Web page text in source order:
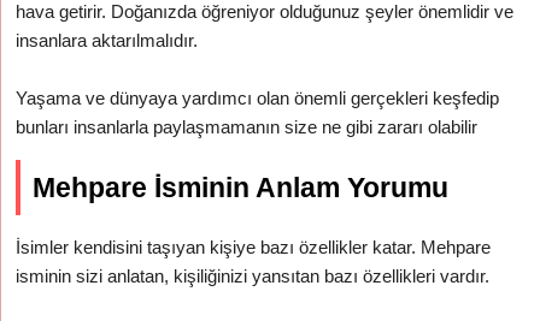
hava getirir. Doğanızda öğreniyor olduğunuz şeyler önemlidir ve
insanlara aktarılmalıdır.
Yaşama ve dünyaya yardımcı olan önemli gerçekleri keşfedip
bunları insanlarla paylaşmamanın size ne gibi zararı olabilir
Mehpare İsminin Anlam Yorumu
İsimler kendisini taşıyan kişiye bazı özellikler katar. Mehpare
isminin sizi anlatan, kişiliğinizi yansıtan bazı özellikleri vardır.